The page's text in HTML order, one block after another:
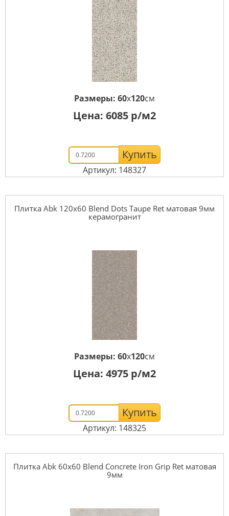
Размеры: 60x120см
Цена: 6085 р/м2
Купить
Артикул: 148327
Плитка Abk 120x60 Blend Dots Taupe Ret матовая 9мм
керамогранит
Размеры: 60x120см
Цена: 4975 р/м2
Купить
Артикул: 148325
Плитка Abk 60x60 Blend Concrete Iron Grip Ret матовая
9мм